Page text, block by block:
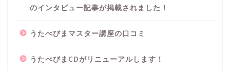
のインタビュー記事が掲載されました！
うたべびまマスター講座の口コミ
うたべびまCDがリニューアルします！